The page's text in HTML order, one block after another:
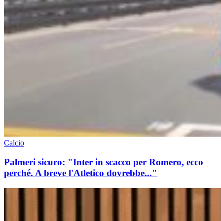
Calcio
Palmeri sicuro: "Inter in scacco per Romero, ecco
perché. A breve l'Atletico dovrebbe..."